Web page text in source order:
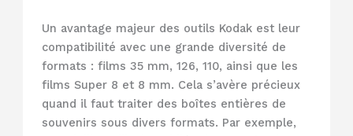
Un avantage majeur des outils Kodak est leur
compatibilité avec une grande diversité de
formats : films 35 mm, 126, 110, ainsi que les
films Super 8 et 8 mm. Cela s’avère précieux
quand il faut traiter des boîtes entières de
souvenirs sous divers formats. Par exemple,